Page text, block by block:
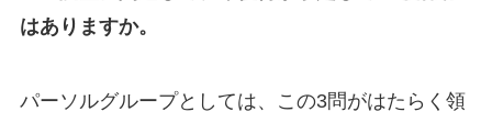
はありますか。
パーソルグループとしては、この3問がはたらく領